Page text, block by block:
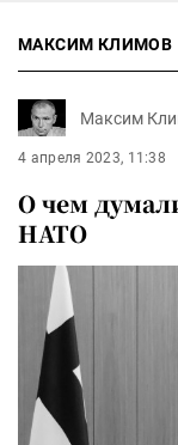
МАКСИМ КЛИМОВ
Максим
4 апреля 2023, 11:38
О чем
НАТО